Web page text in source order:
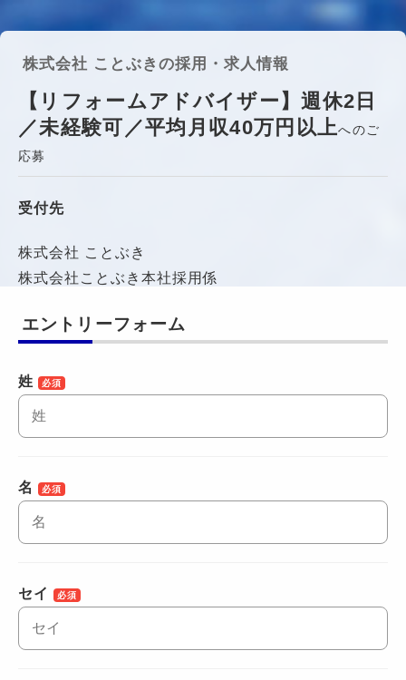
株式会社 ことぶきの採用・求人情報
【リフォームアドバイザー】週休2日
／未経験可／平均月収40万円以上へのご
応募
受付先
株式会社 ことぶき
株式会社ことぶき本社採用係
エントリーフォーム
姓 必須
名 必須
セイ 必須